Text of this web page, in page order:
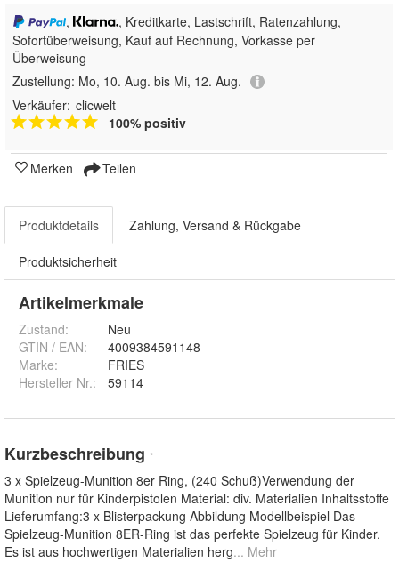
,
, Kreditkarte, Lastschrift, Ratenzahlung,
Sofortüberweisung, Kauf auf Rechnung, Vorkasse per
Überweisung
Zustellung: Mo, 10. Aug. bis Mi, 12. Aug.
Verkäufer: clicwelt
100% positiv
Merken Teilen
Produktdetails Zahlung, Versand & Rückgabe
Produktsicherheit
Artikelmerkmale
Zustand:
Neu
GTIN / EAN:
4009384591148
Marke:
FRIES
Hersteller Nr.:
59114
Kurzbeschreibung *
3 x Spielzeug-Munition 8er Ring, (240 Schuß)Verwendung der
Munition nur für Kinderpistolen Material: div. Materialien Inhaltsstoffe
Lieferumfang:3 x Blisterpackung Abbildung Modellbeispiel Das
Spielzeug-Munition 8ER-Ring ist das perfekte Spielzeug für Kinder.
Es ist aus hochwertigen Materialien herg... Mehr